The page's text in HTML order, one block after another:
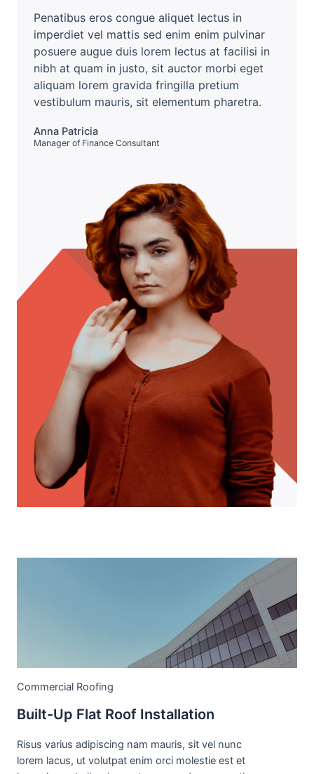
Penatibus eros congue aliquet lectus in
imperdiet vel mattis sed enim enim pulvinar
posuere augue duis lorem lectus at facilisi in
nibh at quam in justo, sit auctor morbi eget
aliquam lorem gravida fringilla pretium
vestibulum mauris, sit elementum pharetra.​
Anna Patricia​
Manager of Finance Consultant
Commercial Roofing
Built-Up Flat Roof Installation
Risus varius adipiscing nam mauris, sit vel nunc
lorem lacus, ut volutpat enim orci molestie est et